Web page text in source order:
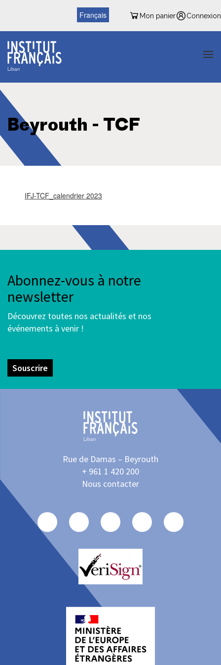
Mon panier Connexion
Français
Beyrouth - TCF
IFJ-TCF_calendrier 2023
Abonnez-vous à notre
newsletter
Découvrez toutes nos actualités et nos
événements à venir !
Souscrire
Rue de Damas – Beyrouth
+ 961 1 420 200
Nous contacter